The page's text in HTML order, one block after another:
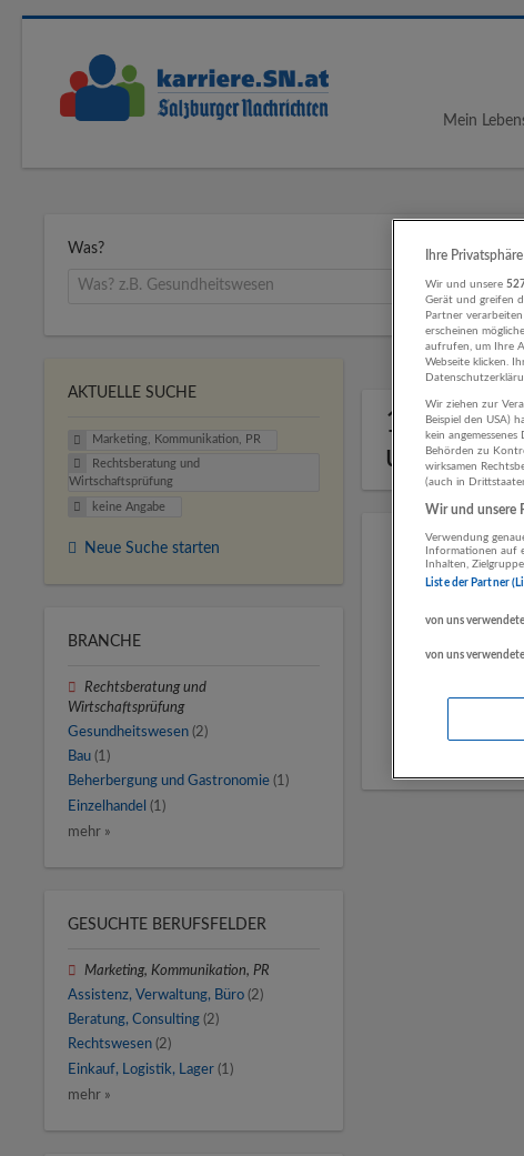
Mein
Was?
1
und
AKTUELLE SUCHE
Marketing, Kommunikation, PR
Rechtsberatung und
Wirtschaftsprüfung
keine Angabe
Neue Suche starten
BRANCHE
Rechtsberatung und
Wirtschaftsprüfung
Gesundheitswesen (2)
Bau (1)
Beherbergung und Gastronomie (1)
Einzelhandel (1)
mehr »
GESUCHTE BERUFSFELDER
Marketing, Kommunikation, PR
Assistenz, Verwaltung, Büro (2)
Beratung, Consulting (2)
Rechtswesen (2)
Einkauf, Logistik, Lager (1)
mehr »
Ihre
Wir und unsere
Gerät und greifen
Partner
erscheinen
aufrufen, um Ihre
Webseite klicken.
Wir ziehen zur
Beispiel den USA)
kein
Behörden zu
wirksamen
(auch in
Wir und unsere
Verwendung
Informationen auf
Inhalten,
Liste der Partner
von uns
von uns